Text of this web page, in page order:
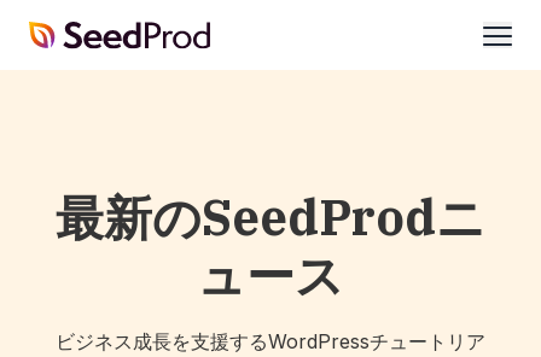
SeedProd
最新のSeedProdニ
ュース
ビジネス成長を支援するWordPressチュートリア